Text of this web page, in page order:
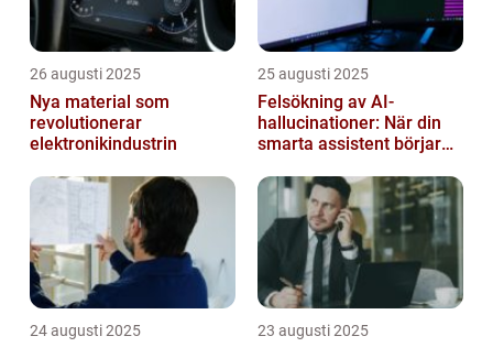
26 augusti 2025
Nya material som
revolutionerar
elektronikindustrin
25 augusti 2025
Felsökning av AI-
hallucinationer: När din
smarta assistent börjar
24 augusti 2025 23 augusti 2025